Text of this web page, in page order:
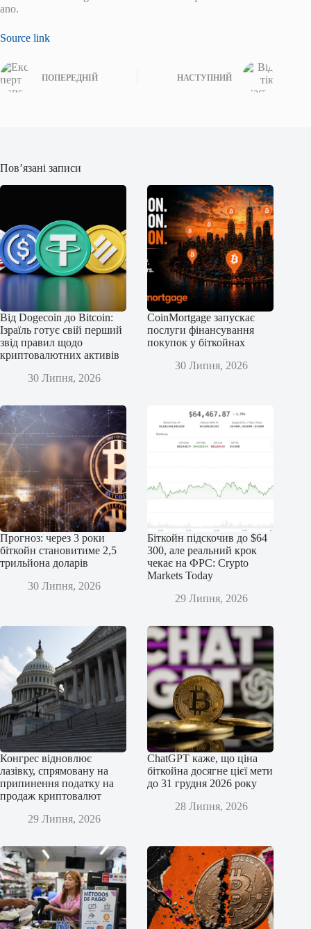
ano.
Source link
ПОПЕРЕДНІЙ НАСТУПНИЙ
Пов’язані записи
Від Dogecoin до Bitcoin:
Ізраїль готує свій перший
звід правил щодо
криптовалютних активів
30 Липня, 2026
CoinMortgage запускає
послуги фінансування
покупок у біткойнах
30 Липня, 2026
Прогноз: через 3 роки
біткойн становитиме 2,5
трильйона доларів
30 Липня, 2026
Біткойн підскочив до $64
300, але реальний крок
чекає на ФРС: Crypto
Markets Today
29 Липня, 2026
Конгрес відновлює
лазівку, спрямовану на
припинення податку на
продаж криптовалют
29 Липня, 2026
ChatGPT каже, що ціна
біткойна досягне цієї мети
до 31 грудня 2026 року
28 Липня, 2026